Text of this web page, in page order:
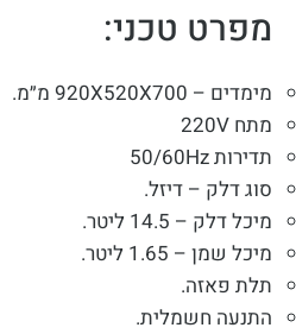
מפרט טכני:
מימדים – 920X520X700 מ״מ.
מתח 220V
תדירות 50/60Hz
סוג דלק – דיזל.
מיכל דלק – 14.5 ליטר.
מיכל שמן – 1.65 ליטר.
תלת פאזה.
התנעה חשמלית.